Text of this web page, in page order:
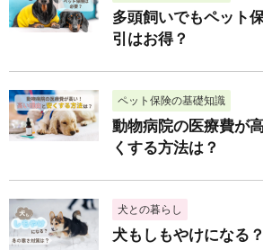
多頭飼いでもペット
引はお得？
ペット保険の基礎知識
動物病院の医療費が
くする方法は？
犬との暮らし
犬もしもやけになる